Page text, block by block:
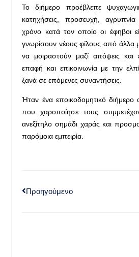
Το διήμερο προέβλεπε
κατηχήσεις, προσευχή,
χρόνο κατά τον οποίο οι έφηβοι
γνωρίσουν νέους φίλους από άλλα
να μοιραστούν μαζί απόψεις και
επαφή και επικοινωνία με την
ξανά σε επόμενες συναντήσεις.
Ήταν ένα εποικοδομητικό
που χαροποίησε τους
ανεξίτηλο σημάδι χαράς και
παρόμοια εμπειρία.
Προηγούμενο